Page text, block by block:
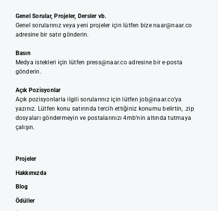
Genel Sorular, Projeler, Dersler vb.
Genel sorularınız veya yeni projeler için lütfen bize naar@naar.co
adresine bir satır gönderin.
Basın
Medya istekleri için lütfen press@naar.co adresine bir e-posta
gönderin.
Açık Pozisyonlar
Açık pozisyonlarla ilgili sorularınız için lütfen job@naar.co’ya
yazınız. Lütfen konu satırında tercih ettiğiniz konumu belirtin, .zip
dosyaları göndermeyin ve postalarınızı 4mb’nin altında tutmaya
çalışın.
Projeler
Hakkımızda
Blog
Ödüller